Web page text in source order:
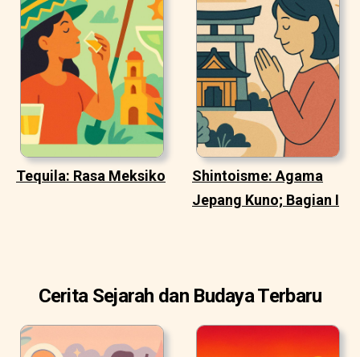
Tequila: Rasa Meksiko
Shintoisme: Agama
Jepang Kuno; Bagian I
Cerita Sejarah dan Budaya Terbaru